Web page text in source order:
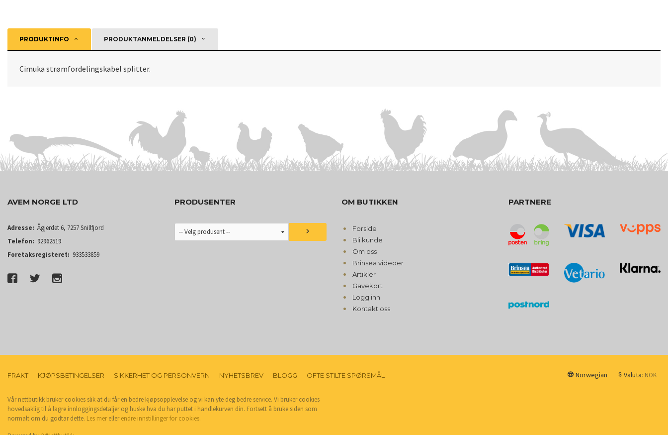
PRODUKTINFO PRODUKTANMELDELSER (0)
Cimuka strømfordelingskabel splitter.
AVEM NORGE LTD
Adresse: Ågjerdet 6, 7257 Snillfjord
Telefon: 92962519
Foretaksregisteret: 933533859
PRODUSENTER OM BUTIKKEN
Forside
Bli kunde
Om oss
Brinsea videoer
Artikler
Gavekort
Logg inn
Kontakt oss
PARTNERE
Norwegian Valuta: NOK
FRAKT KJØPSBETINGELSER SIKKERHET OG PERSONVERN NYHETSBREV BLOGG OFTE STILTE SPØRSMÅL
Vår nettbutikk bruker cookies slik at du får en bedre kjøpsopplevelse og vi kan yte deg bedre service. Vi bruker cookies
hovedsaklig til å lagre innloggingsdetaljer og huske hva du har puttet i handlekurven din. Fortsett å bruke siden som
normalt om du godtar dette. Les merellerendre innstillinger for cookies.